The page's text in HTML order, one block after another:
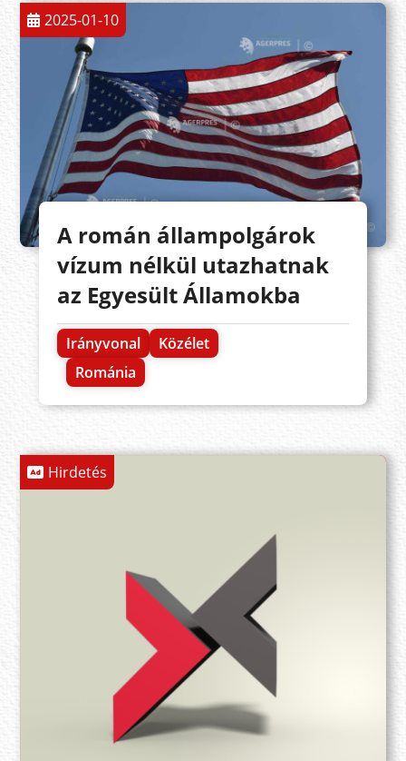
2025-01-10
A román állampolgárok
vízum nélkül utazhatnak
az Egyesült Államokba
Irányvonal
Közélet
Románia
Hirdetés